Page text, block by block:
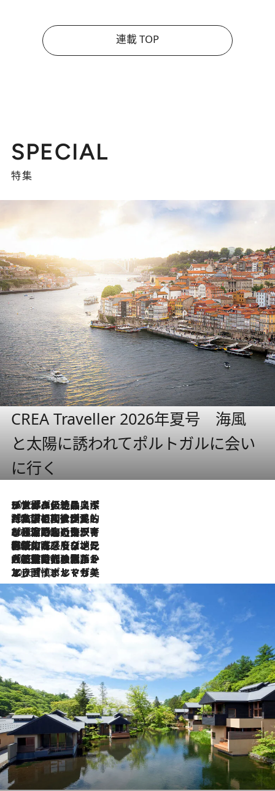
連載 TOP
SPECIAL
特集
CREA Traveller 2026年夏号 海風
と太陽に誘われてポルトガルに会い
に行く
2026.8.8
リスボンの絶品スイーツ「パステル・デ・ナタ」とは？ポルトガル伝統の奥深い世界へ
2026.7.27
「私の祖国はポルトガル語です」国民的詩人フェルナンド・ペソアと、彼が愛した文学の街を歩く
2026.7.26
ポルトガル近海が育む極上の海の幸。キリリと冷えた白ワインと愉しむ、シーフード専門店の贅沢
2026.7.22
伝統の味をモダンに昇華。高感度な地元客が集う、リスボンの最旬ガストロノミー
2026.7.21
大航海時代の栄華から、震災、独裁、そして革命へ。ポルトガル・首都リスボンの石畳に刻まれた「歴史の光と影」
2026.7.13
エッセイ・ヤマザキマリ「慎ましくも美しき国 ポルトガル」